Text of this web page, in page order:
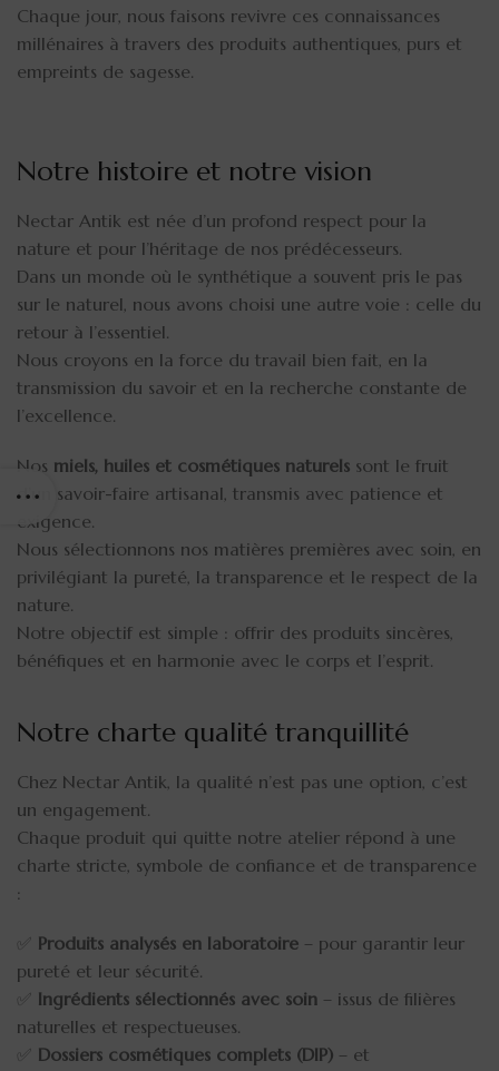
Chaque jour, nous faisons revivre ces connaissances
millénaires à travers des produits authentiques, purs et
empreints de sagesse.
Notre histoire et notre vision
Nectar Antik est née d’un profond respect pour la
nature et pour l’héritage de nos prédécesseurs.
Dans un monde où le synthétique a souvent pris le pas
sur le naturel, nous avons choisi une autre voie : celle du
retour à l’essentiel.
Nous croyons en la force du travail bien fait, en la
transmission du savoir et en la recherche constante de
l’excellence.
Nos miels, huiles et cosmétiques naturels sont le fruit
d’un savoir-faire artisanal, transmis avec patience et
exigence.
Nous sélectionnons nos matières premières avec soin, en
privilégiant la pureté, la transparence et le respect de la
nature.
Notre objectif est simple : offrir des produits sincères,
bénéfiques et en harmonie avec le corps et l’esprit.
Notre charte qualité tranquillité
Chez Nectar Antik, la qualité n’est pas une option, c’est
un engagement.
Chaque produit qui quitte notre atelier répond à une
charte stricte, symbole de confiance et de transparence
:
Produits analysés en laboratoire – pour garantir leur
pureté et leur sécurité.
Ingrédients sélectionnés avec soin – issus de filières
naturelles et respectueuses.
Dossiers cosmétiques complets (DIP) – et